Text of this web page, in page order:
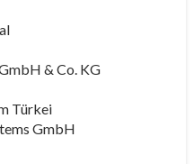
& Co. KG
Türkei
GmbH